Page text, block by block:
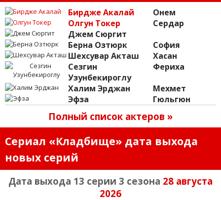
Бирдже Акалай
Онем
Олгун Токер
Сердар
Джем Сюргит
Берна Озтюрк
София
Шехсувар Акташ
Хасан
Сезгин
Узунбекироглу
Фериха
Халим Эрджан
Мехмет
Эфза
Гюльгюн
Полный список актеров »
Сериал «Кладбище» дата выхода
новых серий
Дата выхода 13 серии 3 сезона 28 августа
2026